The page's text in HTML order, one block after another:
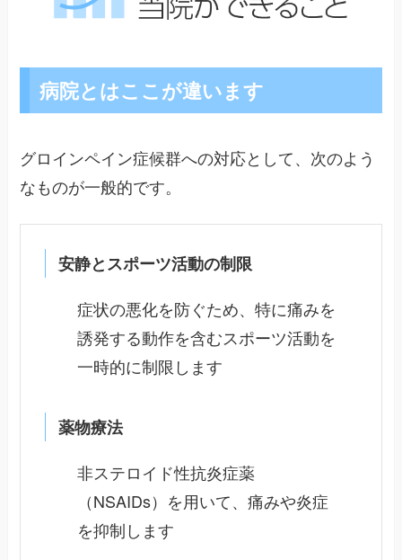
病院とはここが違います
グロインペイン症候群への対応として、次のよう
なものが一般的です。
安静とスポーツ活動の制限
症状の悪化を防ぐため、特に痛みを
誘発する動作を含むスポーツ活動を
一時的に制限します
薬物療法
非ステロイド性抗炎症薬
（NSAIDs）を用いて、痛みや炎症
を抑制します